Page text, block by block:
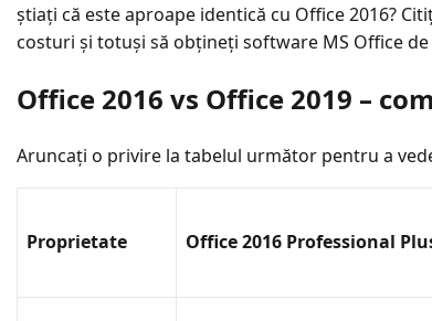
știați că este aproape identică cu Office 2016?
costuri și totuși să obțineți software MS Office de
Office 2016 vs Office 2019 –
Aruncați o privire la tabelul următor pentru a
Proprietate Office 2016 Professional